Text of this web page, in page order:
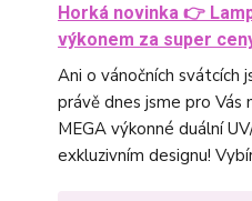
Horká novinka 👉
výkonem za super
Ani o vánočních svátcích
právě dnes jsme pro Vás
MEGA výkonné duální
exkluzivním designu!